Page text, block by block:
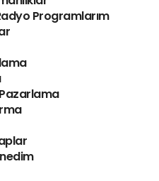
Programlarım